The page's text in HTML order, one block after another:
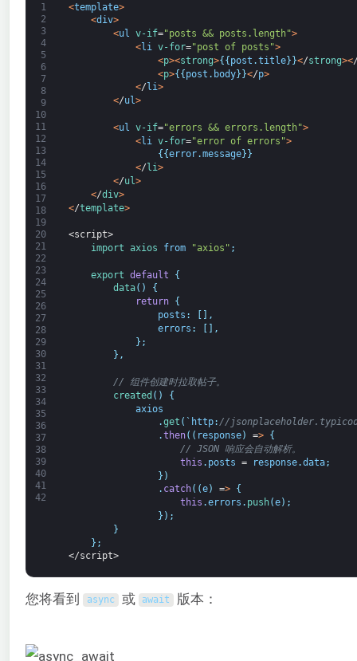
1
2
3
4
5
6
7
8
9
10
11
12
13
14
15
16
17
18
19
20
21
22
23
24
25
26
27
28
29
30
31
32
33
34
35
36
37
38
39
40
41
42
<template>
<div>
<ul v-if="posts && posts.length">
<li v-for="post of posts">
<p><strong>{{post .title}}</strong><
<p>{{post . body}}</p>
</ li>
</ul>
<ul v-if="errors && errors.length">
<li v-for="error of errors">
{ {error.message} }
</ li>
</ul>
</div>
</template>
<script>
import axios from "axios" ;
export default
{
data( )
{
return
{
posts :
,
errors : [ ] ,
} ;
} ,
// 组件创建时拉取帖子。
created ( )
{
axios
.get ( ` http: //
.then( ( response) =>
{
// JSON 响应会自动解析。
this . posts = response.data;
} )
. catch( (e) =>
{
this .errors . push(e) ;
} ) ;
}
} ;
</script>
您将看到 async 或 await 版本：